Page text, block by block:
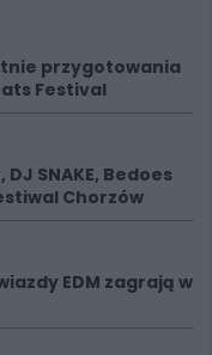
przygotowania
Festival
SNAKE, Bedoes
Chorzów
EDM zagrają w